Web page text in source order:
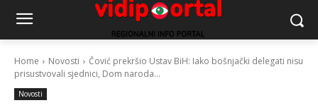
Home Novosti
Čović prekršio Ustav BiH: Iako bošnjački delegati nisu
prisustvovali sjednici, Dom naroda...
Novosti